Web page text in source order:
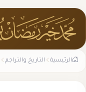
الرئيسية التاريخ والتراجم